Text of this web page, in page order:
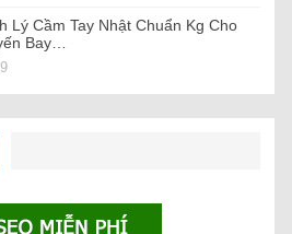
Lý Cầm Tay Nhật Chuẩn Kg Cho
Bay…